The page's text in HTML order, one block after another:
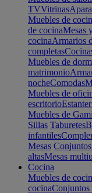
TVVitrinas
Muebles de
de cocinaMesas
cocinaArmarios
completas
Muebles de
matrimonio
nocheComodas
Muebles de
escritorio
Muebles de
Sillas Taburetes
infantiles
Mesas
altasMesas
Cocina
Muebles de
cocinaConjuntos